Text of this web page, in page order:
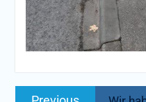
Beitragsnavigation
Previous